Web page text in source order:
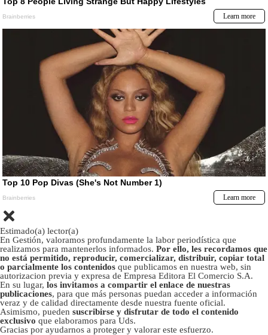
Estimado(a) lector(a)
En Gestión, valoramos profundamente la labor periodística que
realizamos para mantenerlos informados. Por ello, les recordamos que
no está permitido, reproducir, comercializar, distribuir, copiar total
o parcialmente los contenidos que publicamos en nuestra web, sin
autorizacion previa y expresa de Empresa Editora El Comercio S.A.
En su lugar, los invitamos a compartir el enlace de nuestras
publicaciones, para que más personas puedan acceder a información
veraz y de calidad directamente desde nuestra fuente oficial.
Asimismo, pueden suscribirse y disfrutar de todo el contenido
exclusivo que elaboramos para Uds.
Gracias por ayudarnos a proteger y valorar este esfuerzo.